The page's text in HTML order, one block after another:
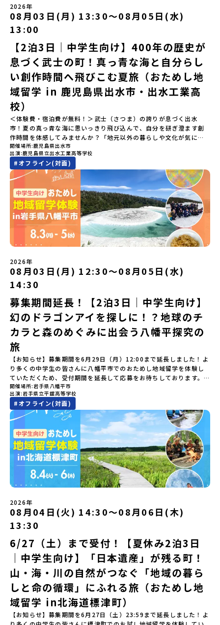
ら抽選の上、締め切り日から1週間を目途に、お申し込み時に記入い
ただいたメールアドレス宛に「当選／落選メール」をお送りいたし
ます。当選者は、メールに記載された「当選確認フォーム」に３日
以内に回答いただき、確認フォームの提出をもって参加確定とさせ
ていただきます。当選確認フォームの期日までにご回答いただけな
い場合は、当選を取り消しとさせていただきます。当選取り消しが
あった場合は、繰り上げ当選者へご連絡させていただきます。登録
メールアドレスの変更をご希望の場合は下記の地域みらい留学公式
LINEよりご連絡をお願いします。※受信制限設定をしていると、通
知メールをお受け取りいただけません。その場合は、
「@miratabi.jp」からのメールを受信できるよう設定をお願いいた
します。※結果に関する個別のお問合せにはお答えしておりません
ので、ご了承ください。・お申し込みについてお申込はお一人様1回
限りです。PC・スマートフォンからお申込ください。申込後の内容
変更はできません。お申込時は、メールアドレスの入力間違いにご
注意ください。・宿泊について１室に複数(同性2～4名程度)で宿泊
いただく予定です。・食事アレルギー対応について個別の詳細なア
レルギー対応希望にはお応えしかねる場合がございます。対応が必
要な場合は必ず事前にご相談ください。・参加取消や急遽参加でき
なくなった場合について参加決定後の参加お取り消しはご遠慮下さ
い。やむを得ないお取り消しの場合はお早めに事務局までご連絡く
ださい。・キャンセルポリシーやむを得ない参加お取り消しの場
合、以下のルールに沿って対応させていただきます。ご了承くださ
い。プログラム開催日の前日＜7月3日＞から、【キャンセルのご連
絡日：お支払いいただく旅行代金】・21日目にあたる日以前：無
料・20日目-8日目：20％・7日目-2日目：30％・プログラム開始日
加またはプログラム開始後の解除：100％・催行中止について天候な
どの状況等によって開催を見合わせる可能性があります。その場合
は原則、開催日1週間前までにご連絡いたします。又、最少催行人数
に達しなかった場合は、開催日3週間前までに催行中止の旨をメール
にてご連絡いたします。・よくあるご質問その他、よくあるご質問
についてはこちらをご確認ください。運営団体について＜プログラ
ム主催：一般財団法人地域・教育魅力化プラットフォーム＞「意志
ある若者にあふれる持続可能な地域・社会をつくる」というビジョ
ンを掲げ、2017年3月に島根県に設立した教育事業団体です。日本
全国約200の高校と連携しながら、中学卒業後に地域の枠を越えて生
徒一人ひとりの夢や価値観に合った地域・学校で1〜3年間過ごすこ
とができるシステム「地域みらい留学」をはじめとした、教育事業
や地域活性モデルをつくり続けています。名 称：一般財団法人地
域・教育魅力化プラットフォーム設 立：2017年3月代表者：岩本
悠所在地：〒690-0842 島根県松江市東本町二丁目25-6 みらい
BASE2階 その他所在地公式HP：http://c-platform.or.jp/お問い
合わせ先担当：小川・小原E-mail：info@miratabi.jp「おためし
地域留学体験」のプログラム開催情報を公式LINEにて配信中！ぜひ
ご登録ください♪地域みらい留学公式LINE
「みんなでBBQディナー」 -さらに仲間や地元の高校生、町の大人
たちと交流＜3日目＞（AM）「アイヌが愛した森を散策するフィー
ルドワーク」「3日間の振り返りワーク」 -みんなで振り返り対話
「ランチ/お土産タイム」（PM） 13：30頃プログラム終了-新千歳
空港には15：00頃に到着予定です。※天候の状況や参加人数によっ
てプログラムを変更する場合がございます。参加概要【開催場所】
北海道平取町（びらとりちょう）【実施日程】7月18日(土)～7月20
日(月祝)※参加が確定した方には6月3日(水) 18：30～20：00に
「参加者向け事前オンライン研修」をご案内する予定です。必ず参
加をお願いします。【集合場所・時間】7月18日(土) 12：00 新千歳
空港※12：00までに新千歳空港に到着する便で手配ください。【解
散場所・時間】7月20日(祝月) 15：00頃 新千歳空港※16：00以降
に新千歳空港を出発する便で手配ください。【対象】中学2年生、中
学3年生【宿泊先】ゲストハウス ヤント※ドミトリータイプの2段ベ
ッド（1室2～4名）で宿泊いただく予定です。【旅行代金】無料※旅
行代金に含まれる費用のうち、以下の内容が無料となります・宿泊
費（2泊分）・プログラム内のアクティビティ・体験費用・一部の食
事代※以下の費用は参加者のご負担となります・集合場所までの往
復交通費・お土産代や自由時間の個人飲食費などの個人的費用【募
集人数】最大10名（お申し込み多数の場合は抽選の上決定）【参加
者決定】お申し込み多数の場合は、締め切り後1週間を目途に当落結
果をご連絡いたします。【申し込み受付締切】4月30日(木)12：00
から 5月14日(木) 12：00まで疑問も不安もワクワクに変える！「お
ためし地域留学」ステップアップ説明会プログラムの内容を詳しく
知りたい方や、お申し込みを迷われている方向けにZoomでのオン
ライン配信を行います。知りたい情報のレベルに合わせて、以下の2
つのステップをご活用ください。【STEP 1】全体オンライン説明会
（アーカイブ動画を公開中！）〜まずは「おためし地域留学」を知
りたい方へ〜日本全国20以上の地域から選んで参加できる「おため
し地域留学」の魅力を凝縮したアーカイブ動画をご覧いただけま
す。初めての一人旅への不安や、事務局のサポート体制、安全面に
る]YouTube：https://youtu.be/Yt8nd04aNgA?
si=e5erbspvwz5O8_uF【STEP 2】平取町プログラム説明会〜
「平取町」の内容を具体的に深掘りしたい方へ〜全体説明を聞いた
うえで、「平取町では具体的に何をするの？」「どんな町なの？」
という疑問にお答えする説明会です。平取町ならではの豊かな文化
や、2泊3日のプログラムの中身をたっぷりとお伝えします。日
時： 5月7日(木) 19：00〜19：40内 容： 平取町ってどんなとこ
ろ？、プログラム詳細解説、質疑応答お申し込み：https://c-
mirai.jp/events/002112どちらの説明会でも、お気軽にどうぞ！
「はじめての一人旅だけど大丈夫？」「どんな体験ができるの？」
そんな保護者様の不安や、中学生のみなさんの素朴な疑問にスタッ
フが直接お答えします。チャットでの質問も可能ですので、ぜひご
自宅からリラックスしてご参加ください。▼お申し込み前に必ずご
確認ください・参加規約への同意プログラムへの参加申し込みいた
だく前に、「お申し込みに関する各規約」への同意が必須となりま
す。ご確認ください。・抽選による参加者決定についてお申込みい
ただいた方の中から抽選の上、締め切り日から1週間を目途に、お申
し込み時に記入いただいたメールアドレス宛に「当選／落選メー
ル」をお送りいたします。当選者は、メールに記載された「当選確
認フォーム」に３日以内に回答いただき、確認フォームの提出をも
にご回答いただけない場合は、当選を取り消しとさせていただきま
す。当選取り消しがあった場合は、繰り上げ当選者へご連絡させて
いただきます。登録メールアドレスの変更をご希望の場合は下記の
地域みらい留学公式LINEよりご連絡をお願いします。※受信制限設
定をしていると、通知メールをお受け取りいただけません。その場
合は、「@miratabi.jp」からのメールを受信できるよう設定をお願
いいたします。※結果に関する個別のお問合せにはお答えしており
ませんので、ご了承ください。・お申し込みについてお申込はお一
人様1回限りです。PC・スマートフォンからお申込ください。申込
後の内容変更はできません。お申込時は、メールアドレスの入力間
違いにご注意ください。・宿泊について１室に複数(同性2～4名程
度)で宿泊いただく予定です。・食事アレルギー対応について個別の
詳細なアレルギー対応希望にはお応えしかねる場合がございます。
対応が必要な場合は必ず事前にご相談ください。・参加取消や急遽
です。どんな困難な状況にも真っ向から立ち向かい、未知の領域へ
夢を追って挑戦し続ける姿勢や、手つかずの大自然の中で一攫千金
の夢を抱いて熱中した「砂金掘り」、自らの手で広大な大地を切り
拓いてきた農業や漁業の歴史など、夢を追う人々が集まる他の町に
はない風土が存在します。大樹町では、このフロンティアスピリッ
ツが現在、「北海道の小さな町から宇宙を目指す」という新たな夢
へと繋がっています。 「宇宙版シリコンバレー」の実現を目指し、
国内外の宇宙関連企業が集まる宇宙港「北海道スペースポート」の
整備が進められています。 この未来への挑戦の精神は、民間企業に
よる日本初のロケット打ち上げ成功という形で実を結び、世界有数
のロケット発射場の適地として全国・アジア各国からも大きな注目
を集めています 今回は、そんな大樹町の過去から未来へ繋がるフロ
ンティアスピリッツに触れるアクティビティへ出発！農業からロケ
ットまで本物の現場を体感し、他では味わえない体験を五感をフル
につかって楽しむことができます🎵大樹高校は、農業から宇宙まで
「町のぜんぶが教科書」！大樹高校の学びは、ただ教室の机に座っ
ているだけではありません！農業や漁業から、最先端の宇宙科学ま
で「町のぜんぶが教科書」 です。先輩たちは「地域探究」の授業
や、放課後の「地域探究サークル」を通して、学校の外へどんどん
飛び出し町の人たちと一緒にリアルな課題解決にチャレンジしてい
ます。そんな先輩たちとの交流がきっと「未来の自分」のヒントが
見つかるはず！ あたたかい町の人たちや先輩たちとの出会いが待っ
ている北海道大樹町へ、あなたの世界をグッと広げる特別な旅に出
発しませんか？ 体験のおすすめポイント体験プログラム内容（予
定）＜１日目＞（PM）「オリエンテーション・自己紹介ワーク」
「大樹町の自然を満喫」 -先人の知恵と夢を体験「砂金堀」 -川
樹高校見学・寮見学」 -大樹高校の特徴を知る学校体験 -高校生
との対話「大樹町の魅力を体験①」 -大樹町ならではのランチ＆ス
イーツ（PM）「大樹町の魅力を体験②」 -大樹町宇宙交流センタ
ーSORA見学 -モデルロケットを飛ばしてみよう！「みんなで
BBQ」 -さらに仲間や地元の高校生、町の大人たちと交流＜3日目
＞（AM）「3日間の振り返りワーク」 -みんなで振り返り対話「牧
場の舞台裏。フィールドワーク」 -牧場見学・搾乳体験・動物と触
れ合おう「ランチ/お土産タイム」（PM） 14：00頃プログラム終
了-とかち帯広空港には15：00頃に到着予定です。※天候の状況や参
加人数によってプログラムを変更する場合がございます。参加概要
【開催場所】北海道大樹町（たいきちょう）【実施日程】7月28日
(火)〜 7月30日(木)※参加が確定した方には6月19日(金) 18：30～
20：00に「参加者向け事前オンライン研修」をご案内する予定で
す。必ず参加をお願いします。【集合場所・時間】7月28日(火)
13：00 とかち帯広空港※13：00までにとかち帯広空港に到着する
便で手配ください。【解散場所・時間】7月30日(木) 15：00頃 とか
ち帯広空港※16：00以降にとかち帯広空港を出発する便で手配くだ
さい。【対象】中学2年生、中学3年生【宿泊先】大樹町ワーキング
ステイ住宅※1室に複数(同性2～4名程度)で宿泊いただく予定です。
【旅行代金】無料※旅行代金に含まれる費用のうち、以下の内容が
無料となります：・宿泊費（2泊分）・プログラム内のアクティビテ
ィ・体験費用・一部の食事代*以下の費用は参加者のご負担となりま
す・集合場所までの往復交通費・お土産代や自由時間の個人飲食費
などの個人的費用【募集人数】最大10名（お申し込み多数の場合は
抽選の上決定）【参加者決定】お申し込み多数の場合は、締め切り
間】申込期間が延長になりました！5月7日(木)12：00 から 6月4日
(木) 12：00まで疑問も不安もワクワクに変える！「おためし地域留
学」ステップアップ説明会プログラムの内容を詳しく知りたい方
や、お申し込みを迷われている方向けにZoomでのオンライン配信
を行います。知りたい情報のレベルに合わせて、以下の2つのステッ
プをご活用ください。【STEP 1】全体オンライン説明会（アーカイ
ブ動画を公開中！）〜まずは「おためし地域留学」を知りたい方
へ〜日本全国20以上の地域から選んで参加できる「おためし地域留
学」の全体像や魅力について、説明会を開催しました。中学生一人
での参加にあたり、保護者様が特に気になる「安全面」や「事務局
のサポート体制」についても詳しく解説しています。ぜひ、ご自宅
からお気軽にご視聴ください。🎬 [アーカイブ動画を視聴す
る]YouTube：https://youtu.be/Yt8nd04aNgA?
2026年
08月03日(月) 13:30〜08月05日(水)
13:00
【2泊3日｜中学生向け】400年の歴史が
息づく武士の町！真っ青な海と自分らし
い創作時間へ飛びこむ夏旅（おためし地
域留学 in 鹿児島県出水市・出水工業高
校）
＜体験費・宿泊費が無料！＞武士（さつま）の誇りが息づく出水
市！夏の真っ青な海に思いっきり飛び込んで、自分を研ぎ澄ます創
作時間を体感してみませんか？「地元以外の暮らしや文化が気にな
る。いつか留学してみたい！」「自分の進学や将来の可能性をもっ
とひらきたい！」「ものづくりや工業高校に興味がある！」そんな
中学生のみなさんにおすすめ！「おためし地域留学」は、日本全国
約200の高校と連携し、地域の枠を超えて学校生活を送る「地域みら
い留学」をプチ体験できるプログラムです。はじめてのひとり旅で
も安心！現地でもスタッフがしっかりとサポートいたします。今回
のフィールドは「鹿児島県 出水市（いずみし）出水工業高校」出水
市（いずみし）は、鹿児島県の玄関口にあるまち。ここでしか見ら
れない景色と、地元の人たちがずっと大切にしてきたものがありま
す。400年前から続く「武士の道」を歩く昔、武士たちがまちを守る
ために築いた「出水麓（いずみふもと）武家屋敷群」。今も残る約
150軒のお屋敷のほとんどに、今も人が住んでいます。400年前の武
士が歩いた道を、自分の足で歩く。まるで、まち全体がタイムカプ
セル。真っ青な海へダイブ！目の前に広がる八代海（やつしろか
い）は穏やかなリアス式海岸。海に沈む夕日は一生に一度は見てお
きたい景色です。出水工業高校は、「建築科」と「機械電気科」の2
つの学科。金属加工、電気工作、建物のデザインにチャレンジでき
る環境。「高校生ものづくりコンテスト」の木材加工部門で九州大
会2位に輝くなど、先輩たちの実力はホンモノ！この旅では自分の手
でモノをつくる時間を体験。金属を削ったり、電気を組んだり、木
で形をつくったり。プロの機械にさわれる高校で&quot;自分の手
&quot;でモノづくりにチャレンジ。夜には自分だけの「竹灯籠（た
けとうろう）」を作って灯りをともします。真っ青な海に思いっき
りダイブしたり、全国から集まった仲間や地元の高校生、地域の方
たちとワイワイBBQや夕ごはんづくりは一生の思い出になるはず！
ちょっとドキドキするけど、楽しい！に出会う3日間。熱気あふれる
出水市の冒険に飛び込んでみませんか？体験のおすすめポイント体
験プログラム内容（予定）＜1日目＞（PM）「オリエンテーショ
ン・自己紹介ワーク」「みんなで海遊び！」 -心をほぐして、出水
に飛び込む！海を満喫しよう！「みんなで夕食」「1日目の振り返り
会」＜2日目＞（AM）「出水工業高校のオープンスクールに参
加」 -高校見学 -授業体験（PM）「学校のことを深く知る・もの
づくりにチャレンジ！」 -各学科を実際に体験する -ものづくり
にチャレンジ -竹灯籠づくりを創って灯りをともす「みんなで
BBQ」「2日目の振り返り会」＜3日目＞（AM）「3日間の振り返り
ワーク」 -みんなで振り返り対話（PM） 13:00頃 解散（出水駅）
※天候の状況や参加人数によってプログラムを変更する場合がござ
（月）〜 8月5日（水）※参加が確定した方には7月7日(火) 18:30-
20:00に「参加者向け事前オンライン会」をご案内する予定です。必
ず参加をお願いします。【集合場所・時間】出水駅 8月3日(月)
13:30 集合【解散場所・時間】出水駅 8月5日(水) 12:00 解散【対
象】中学生2～3年生【宿泊先】現在調整中※1室に複数名(同性)で宿
泊いただく予定です。【旅行代金】無料※旅行代金に含まれる費用
のうち、以下の内容が無料となります：・宿泊費（2泊分）・プログ
ラム内のアクティビティ・体験費用・一部の食事代*以下の費用は参
加者のご負担となります・集合場所までの往復交通費・お土産代や
自由時間の個人飲食費などの個人的費用【募集人数】最大10名（お
申し込み多数の場合は抽選の上決定）【参加者決定】お申し込み多
数の場合は、締め切り後1週間を目途に当落結果をご連絡いたしま
す。【申し込み受付期間】6月1日(月)12：00 から 6月15日(月)
開催場所 鹿児島県出水市
出演 鹿児島県立出水工業高等学校
#オフライン(対面)
2026年
08月03日(月) 12:30〜08月05日(水)
14:30
募集期間延長！【2泊3日｜中学生向け】
幻のドラゴンアイを探しに！？地球のチ
カラと森のめぐみに出会う八幡平探究の
旅
【お知らせ】募集期間を6月29日（月）12:00まで延長しました！よ
り多くの中学生の皆さんに八幡平市でのおためし地域留学を体験し
ていただくため、受付期間を延長して応募をお待ちしております。
「申し込みのタイミングを逃してしまった」という方も、この機会
にぜひ一歩踏み出してみませんか？※都合により締め切りを早める
場合がございます。お早目にご応募ください！＜体験費・宿泊費が
無料＞緑があふれる大自然の町へ！世界でここでしかできない「自
然×アートの融合体験」や「自然クラフト」を楽しんでみません
か？「大自然や文化体験が好き！興味がある！」「その地域にしか
ない郷土料理を味わってみたい！」「地元以外の暮らしや文化が気
になる。いつか留学してみたい！」そんな中学生のみなさんにおす
すめ！「おためし地域留学体験」は、日本全国約200の高校と連携し
ながら地域の枠を超えて学校生活を送ることができる「地域みらい
留学」をプチ体験できるプログラムです。はじめてでも安心！現地
ではスタッフがしっかりとサポートいたします。今回のフィールド
は「岩手県八幡平市（はちまんたいし）」岩手県八幡平市（はちま
んたいし）は北西部にあり、秋田県との県境にある自然豊かな町で
す。町の約83％は「森林」！標高1,000mを超える山岳地帯や高原
もあり緑が豊かな大自然を感じることができ、新緑、山菜の春、花
の夏、紅葉の秋、スキーや樹氷の冬と四季ごとに美しい景色を見る
ことのできるユニークな町です。「十和田八幡平（とわだはちまん
たい）国立公園」では登山やトレッキング、「安比高原（あっぴこ
うげん）スキー場」は日本国内最大級のスキーリゾートとして有名
で、一年中自然アクティビティを楽しむことができます！そして八
幡平市にある「松川地熱発電所」は、日本で初めて「地球のチカラ
を電気に変えた」場所！八幡平の地下からわき出す蒸気をそのまま
電気に変える「地球・自然にやさしい最先端のエネルギー」を生み
出す挑戦をしてきた町です。今回のプログラムでは、この松川地熱
発電所から吹き出す地熱蒸気を使った「アート体験」をすることが
開催場所 岩手県八幡平市
出演 岩手県立平舘高等学校
#オフライン(対面)
2026年
08月04日(火) 14:30〜08月06日(木)
13:30
6/27（土）まで受付！【夏休み2泊3日
｜中学生向け】「日本遺産」が残る町！
山・海・川の自然がつなぐ「地域の暮ら
しと命の循環」にふれる旅（おためし地
域留学 in北海道標津町）
【お知らせ】募集期間を6月27日（土）23:59まで延長しました！よ